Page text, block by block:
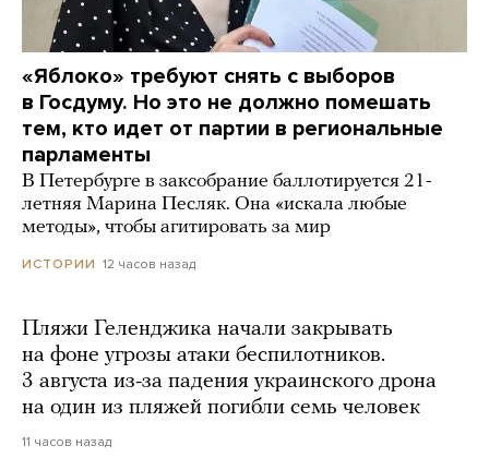
«Яблоко» требуют снять с выборов
в Госдуму. Но это не должно помешать
тем, кто идет от партии в региональные
парламенты
В Петербурге в заксобрание баллотируется 21-
летняя Марина Песляк. Она «искала любые
методы», чтобы агитировать за мир
ИСТОРИИ 12 часов назад
Пляжи Геленджика начали закрывать
на фоне угрозы атаки беспилотников.
3 августа из-за падения украинского дрона
на один из пляжей погибли семь человек
11 часов назад